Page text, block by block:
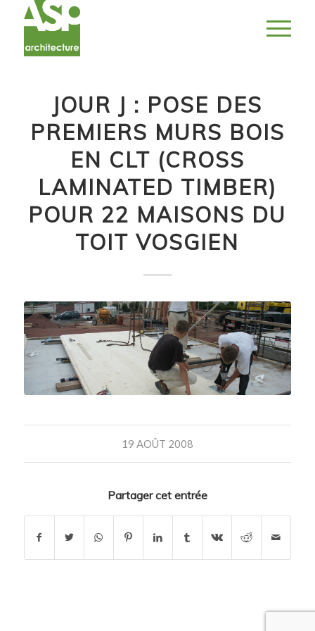
JOUR J : POSE DES
PREMIERS MURS BOIS
EN CLT (CROSS
LAMINATED TIMBER)
POUR 22 MAISONS DU
TOIT VOSGIEN
19 AOÛT 2008
Partager cet entrée